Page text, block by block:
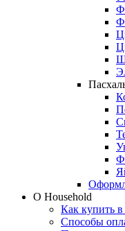
О Household
Как купить
Способы